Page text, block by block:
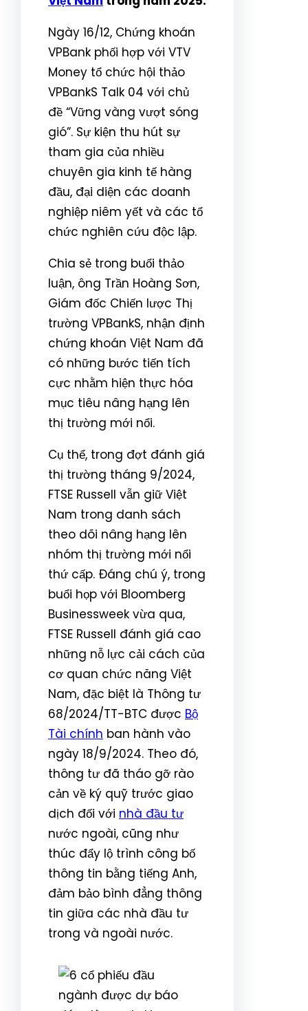
Ngày 16/12, Chứng khoán
VPBank phối hợp với VTV
Money tổ chức hội thảo
VPBankS Talk 04 với chủ
đề “Vững vàng vượt sóng
gió”. Sự kiện thu hút sự
tham gia của nhiều
chuyên gia kinh tế hàng
đầu, đại diện các doanh
nghiệp niêm yết và các tổ
chức nghiên cứu độc lập.
Chia sẻ trong buổi thảo
luận, ông Trần Hoàng Sơn,
Giám đốc Chiến lược Thị
trường VPBankS, nhận định
chứng khoán Việt Nam đã
có những bước tiến tích
cực nhằm hiện thực hóa
mục tiêu nâng hạng lên
thị trường mới nổi.
Cụ thể, trong đợt đánh giá
thị trường tháng 9/2024,
FTSE Russell vẫn giữ Việt
Nam trong danh sách
theo dõi nâng hạng lên
nhóm thị trường mới nổi
thứ cấp. Đáng chú ý, trong
buổi họp với Bloomberg
Businessweek vừa qua,
FTSE Russell đánh giá cao
những nỗ lực cải cách của
cơ quan chức năng Việt
Nam, đặc biệt là Thông tư
68/2024/TT-BTC được Bộ
Tài chính ban hành vào
ngày 18/9/2024. Theo đó,
thông tư đã tháo gỡ rào
cản về ký quỹ trước giao
dịch đối với nhà đầu tư
nước ngoài, cũng như
thúc đẩy lộ trình công bố
thông tin bằng tiếng Anh,
đảm bảo bình đẳng thông
tin giữa các nhà đầu tư
trong và ngoài nước.